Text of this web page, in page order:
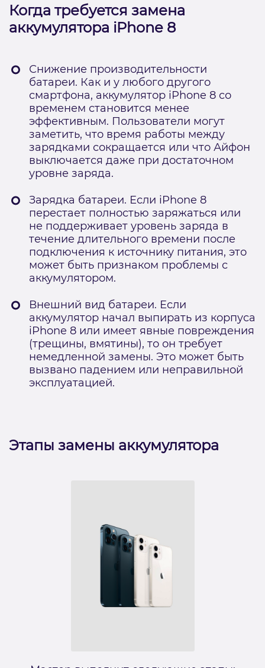
Когда требуется замена
аккумулятора iPhone 8
Снижение производительности
батареи. Как и у любого другого
смартфона, аккумулятор iPhone 8 со
временем становится менее
эффективным. Пользователи могут
заметить, что время работы между
зарядками сокращается или что Айфон
выключается даже при достаточном
уровне заряда.
Зарядка батареи. Если iPhone 8
перестает полностью заряжаться или
не поддерживает уровень заряда в
течение длительного времени после
подключения к источнику питания, это
может быть признаком проблемы с
аккумулятором.
Внешний вид батареи. Если
аккумулятор начал выпирать из корпуса
iPhone 8 или имеет явные повреждения
(трещины, вмятины), то он требует
немедленной замены. Это может быть
вызвано падением или неправильной
эксплуатацией.
Этапы замены аккумулятора